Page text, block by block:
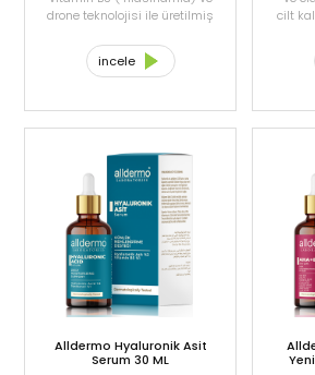
drone teknolojisi ile üretilmiş
sayesinde lekelerin
yoğunluğunun
yapısı ile yağlı bir his
bırakmadan cilde bakım
incele
cilt
Alldermo Hyaluronik Asit
Serum 30 ML